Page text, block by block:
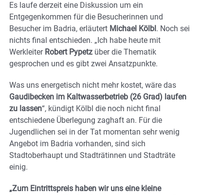
Es laufe derzeit eine Diskussion um ein
Entgegenkommen für die Besucherinnen und
Besucher im Badria, erläutert Michael Kölbl . Noch sei
nichts final entschieden. „Ich habe heute mit
Werkleiter Robert Pypetz über die Thematik
gesprochen und es gibt zwei Ansatzpunkte.
Was uns energetisch nicht mehr kostet, wäre das
Gaudibecken im Kaltwasserbetrieb (26 Grad) laufen
zu lassen“, kündigt Kölbl die noch nicht final
entschiedene Überlegung zaghaft an. Für die
Jugendlichen sei in der Tat momentan sehr wenig
Angebot im Badria vorhanden, sind sich
Stadtoberhaupt und Stadträtinnen und Stadträte
einig.
„Zum Eintrittspreis haben wir uns eine kleine